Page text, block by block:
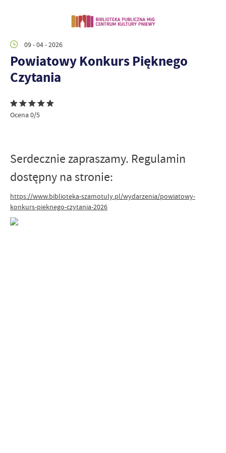
09 - 04 - 2026
Powiatowy Konkurs Pięknego
Czytania
Ocena 0/5
Serdecznie zapraszamy. Regulamin
dostępny na stronie:
https://www.biblioteka-szamotuly.pl/wydarzenia/powiatowy-
konkurs-pieknego-czytania-2026